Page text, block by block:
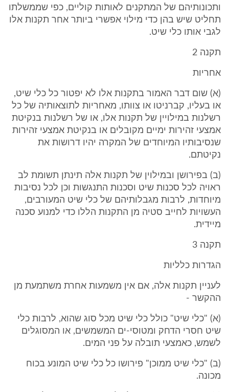
ותכונותיהם של המתקנים לאותות קוליים, כפי שממשלתו
תחליט שיש בהן כדי מילוי אפשרי ביותר אחר תקנות אלו
לגבי אותו כלי שיט.
תקנה 2
אחריות
(א) שום דבר האמור בתקנות אלו לא יפטור כל כלי שיט,
או בעליו, קברניטו או צוותו, מאחריות לתוצאותיה של כל
רשלנות במילויין של תקנות אלו, או של רשלנות בנקיטת
אמצעי זהירות ימיים מקובלים או בנקיטת אמצעי זהירות
שנסיבותיו המיוחדים של המקרה יהיו דרושות את
נקיטתם.
(ב) בפירושן ובמילוין של תקנות אלה תינתן תשומת לב
ראויה לכל סכנות שיט וסכנות התנגשות וכן לכל נסיבות
מיוחדות, לרבות מגבלותיהם של כלי שיט המעורבים,
העשויות לחייב סטיה מן התקנות הללו כדי למנוע סכנה
מיידית.
תקנה 3
הגדרות כלליות
לעניין תקנות אלה, אם אין משמעות אחרת משתמעת מן
ההקשר -
(א) "כלי שיט" כולל כלי שיט מכל סוג שהוא, לרבות כלי
שיט חסרי הדחק ומטוסי-ים המשמשים, או המסוגלים
לשמש, כאמצעי תובלה על פני המים.
(ב) "כלי שיט ממוכן" פירושו כל כלי שיט המונע בכוח
מכונה.